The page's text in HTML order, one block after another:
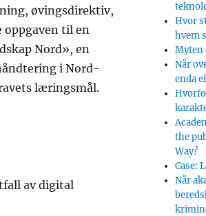
øvingsdirektiv,
til en
Nord», en
i Nord-
læringsmål.
av digital
Hvor
hvem
Myten
Når
enda
the
Way?
Case:
Når